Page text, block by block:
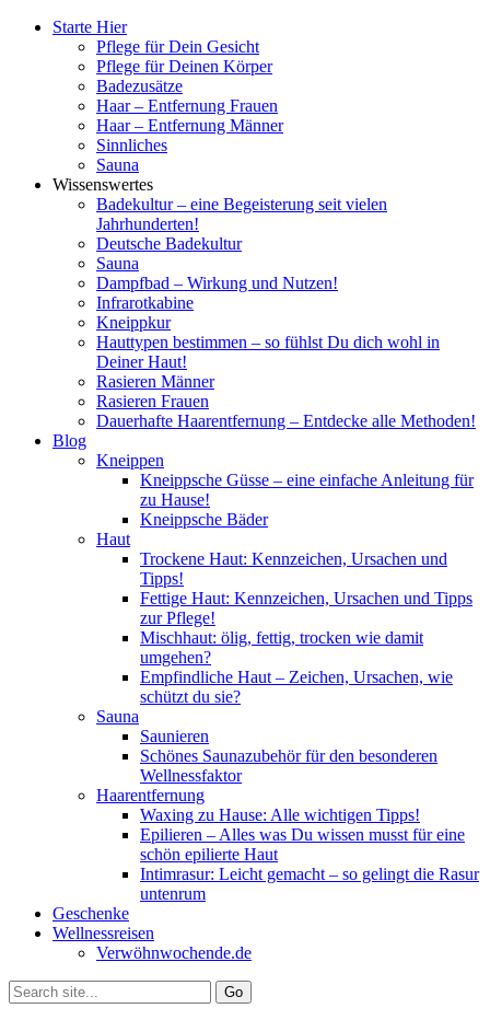
Starte Hier
Pflege für Dein Gesicht
Pflege für Deinen Körper
Badezusätze
Haar – Entfernung Frauen
Haar – Entfernung Männer
Sinnliches
Sauna
Wissenswertes
Badekultur – eine Begeisterung seit vielen
Jahrhunderten!
Deutsche Badekultur
Sauna
Dampfbad – Wirkung und Nutzen!
Infrarotkabine
Kneippkur
Hauttypen bestimmen – so fühlst Du dich wohl in
Deiner Haut!
Rasieren Männer
Rasieren Frauen
Dauerhafte Haarentfernung – Entdecke alle Methoden!
Blog
Kneippen
Kneippsche Güsse – eine einfache Anleitung für
zu Hause!
Kneippsche Bäder
Haut
Trockene Haut: Kennzeichen, Ursachen und
Tipps!
Fettige Haut: Kennzeichen, Ursachen und Tipps
zur Pflege!
Mischhaut: ölig, fettig, trocken wie damit
umgehen?
Empfindliche Haut – Zeichen, Ursachen, wie
schützt du sie?
Sauna
Saunieren
Schönes Saunazubehör für den besonderen
Wellnessfaktor
Haarentfernung
Waxing zu Hause: Alle wichtigen Tipps!
Epilieren – Alles was Du wissen musst für eine
schön epilierte Haut
Intimrasur: Leicht gemacht – so gelingt die Rasur
untenrum
Geschenke
Wellnessreisen
Verwöhnwochende.de